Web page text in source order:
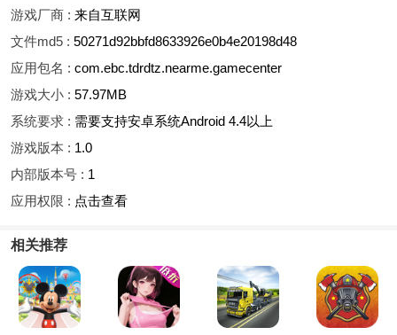
游戏厂商 : 来自互联网
文件md5 : 50271d92bbfd8633926e0b4e20198d48
应用包名 : com.ebc.tdrdtz.nearme.gamecenter
游戏大小 : 57.97MB
系统要求 : 需要支持安卓系统Android 4.4以上
游戏版本 : 1.0
内部版本号 : 1
应用权限 : 点击查看
相关推荐